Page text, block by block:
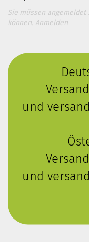
Sie müssen
können. Anmelden
und
und